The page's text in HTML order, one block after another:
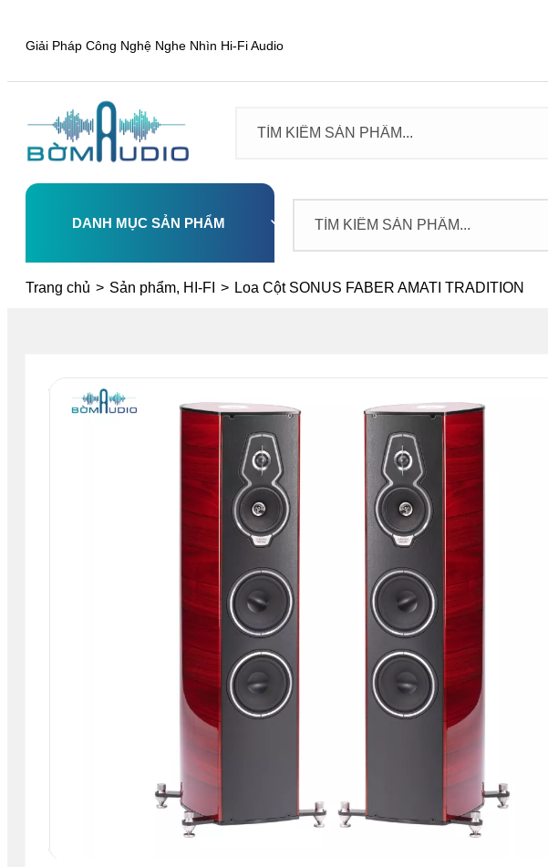
Giải Pháp Công Nghệ Nghe Nhìn Hi-Fi Audio
DANH MỤC SẢN PHẨM
Select
Trang chủ > Sản phẩm, HI-FI > Loa Cột SONUS FABER AMATI TRADITION